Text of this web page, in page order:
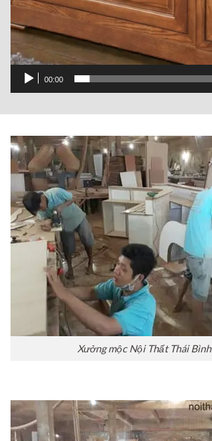
00:00
Xưởng mộc Nội Thất Thái Bình